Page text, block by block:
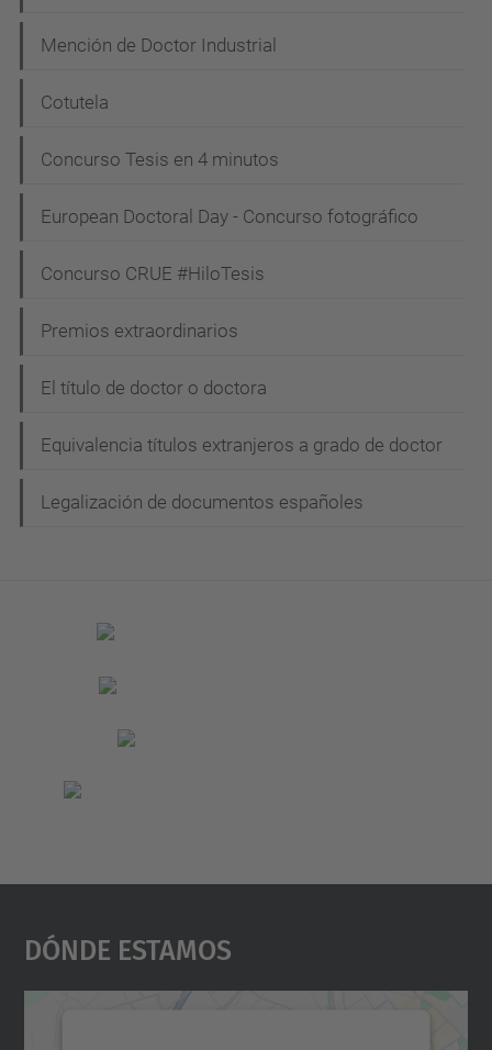
Mención de Doctor Industrial
Cotutela
Concurso Tesis en 4 minutos
European Doctoral Day - Concurso fotográfico
Concurso CRUE #HiloTesis
Premios extraordinarios
El título de doctor o doctora
Equivalencia títulos extranjeros a grado de doctor
Legalización de documentos españoles
Dónde Estamos